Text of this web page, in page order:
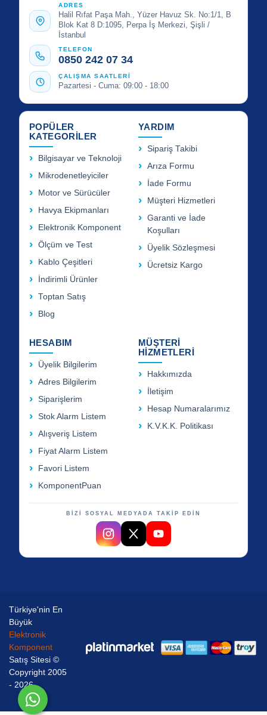
ADRES
Halil Rıfat Paşa Mah., Yüzer Havuz Sk. No:1/1, B
Blok Kat 8 D:1095, Perpa İş Merkezi, Şişli /
İstanbul
TELEFON
0850 242 07 34
ÇALIŞMA SAATLERİ
Pazartesi - Cuma: 09:00 - 18:00
POPÜLER
KATEGORİLER
Bilgisayar ve Teknoloji
Mikrodenetleyiciler
Motor ve Sürücüler
Havya Ekipmanları
Elektronik Komponent
Ölçüm ve Test
Kablo Çeşitleri
İndirimli Ürünler
Toptan Satış
Blog
YARDIM
Sipariş Takibi
Arıza Formu
İade Formu
Müşteri Hizmetleri
Garanti ve İade
Koşulları
Üyelik Sözleşmesi
Ücretsiz Kargo
HESABIM
Üyelik Bilgilerim
Adres Bilgilerim
Siparişlerim
Stok Alarm Listem
Alışveriş Listem
Fiyat Alarm Listem
Favori Listem
KomponentPuan
MÜŞTERİ
HİZMETLERİ
Hakkımızda
İletişim
Hesap Numaralarımız
K.V.K.K. Politikası
BİZİ SOSYAL MEDYADA TAKİP EDİN
Türkiye'nin En
Büyük
Elektronik
Komponent
Satış Sitesi ©
Copyright 2005
- 2026